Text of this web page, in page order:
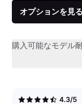
オプションを見る
購入可能なモデル
4.3/5